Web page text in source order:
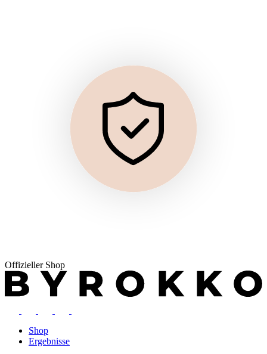
Offizieller Shop
Shop
Ergebnisse